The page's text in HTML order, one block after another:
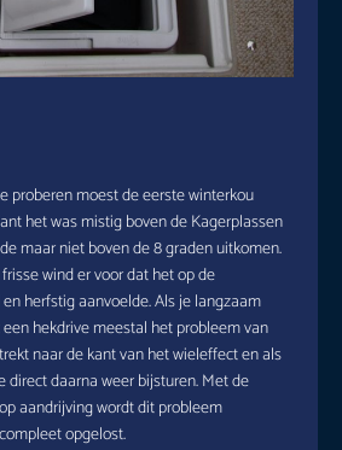
proberen moest de eerste winterkou
het was mistig boven de Kagerplassen
maar niet boven de 8 graden uitkomen.
wind er voor dat het op de
herfstig aanvoelde. Als je langzaam
hekdrive meestal het probleem van
naar de kant van het wieleffect en als
direct daarna weer bijsturen. Met de
aandrijving wordt dit probleem
opgelost.